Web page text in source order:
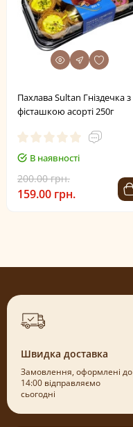
Пахлава Sultan Гніздечка з
фісташкою асорті 250г
В наявності
200.00 грн.
159.00 грн.
Швидка доставка
Замовлення, оформлені до
14:00 відправляємо
сьогодні